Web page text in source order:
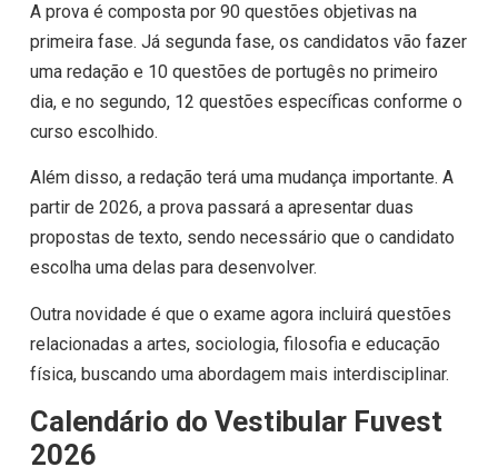
A prova é composta por 90 questões objetivas na
primeira fase. Já segunda fase, os candidatos vão fazer
uma redação e 10 questões de portugês no primeiro
dia, e no segundo, 12 questões específicas conforme o
curso escolhido.
Além disso, a redação terá uma mudança importante. A
partir de 2026, a prova passará a apresentar duas
propostas de texto, sendo necessário que o candidato
escolha uma delas para desenvolver.
Outra novidade é que o exame agora incluirá questões
relacionadas a artes, sociologia, filosofia e educação
física, buscando uma abordagem mais interdisciplinar.
Calendário do Vestibular Fuvest
2026